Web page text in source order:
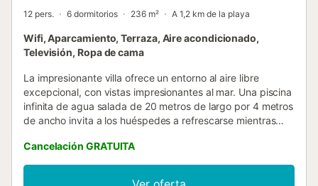
12 pers. 6 dormitorios 236 m² A 1,2 km de la playa
Wifi, Aparcamiento, Terraza, Aire acondicionado,
Televisión, Ropa de cama
La impresionante villa ofrece un entorno al aire libre
excepcional, con vistas impresionantes al mar. Una piscina
infinita de agua salada de 20 metros de largo por 4 metros
de ancho invita a los huéspedes a refrescarse mientras
perfecto para relajarse y tomar el sol. Además, una
barbacoa bajo un amplio porche permite organizar
comidas al aire libre mientras se disfruta de la brisa marina
Cancelación GRATUITA